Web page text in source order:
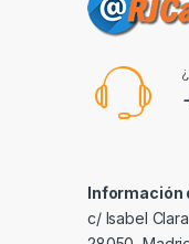
Información
c/ Isabel